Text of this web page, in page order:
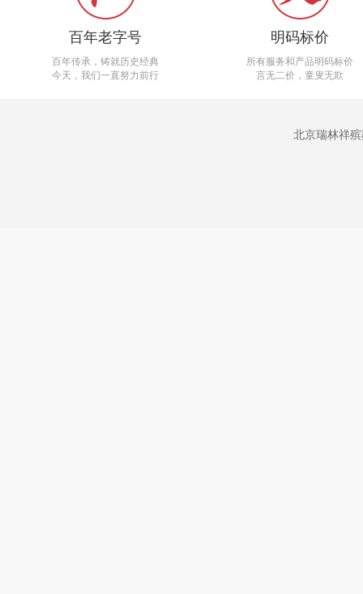
百年老字号
百年传承，铸就历史经典
今天，我们一直努力前行
明码标价
所有服务和产品明码标价
言无二价，童叟无欺
北京瑞林祥